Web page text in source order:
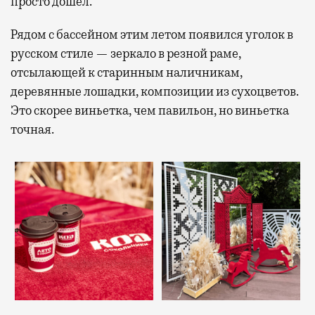
Рядом с бассейном этим летом появился уголок в
русском стиле — зеркало в резной раме,
отсылающей к старинным наличникам,
деревянные лошадки, композиции из сухоцветов.
Это скорее виньетка, чем павильон, но виньетка
точная.